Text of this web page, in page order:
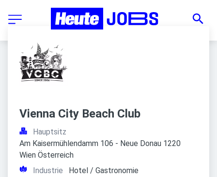
Vienna City Beach Club
Hauptsitz
Am Kaisermühlendamm 106 - Neue Donau 1220
Wien Österreich
Industrie
Hotel / Gastronomie